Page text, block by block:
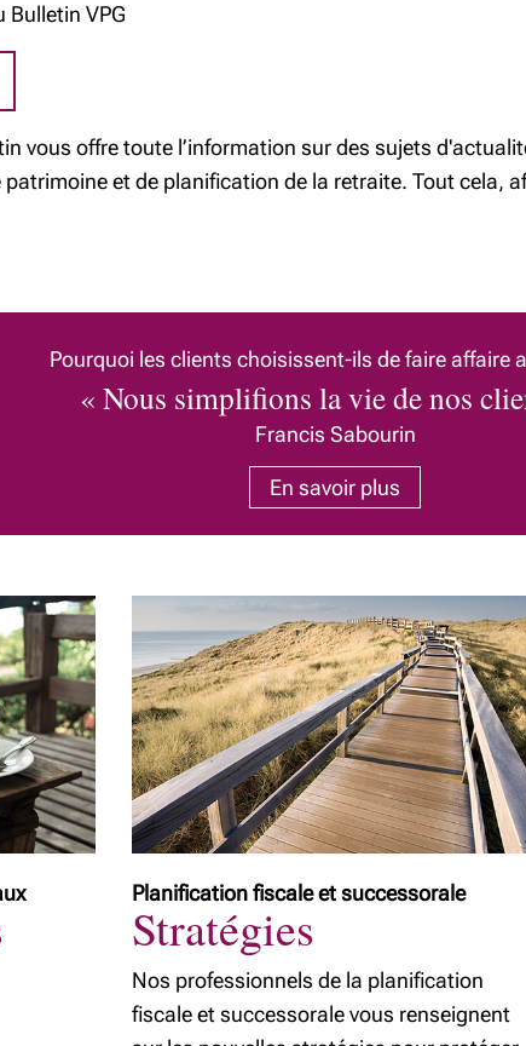
Bulletin VPG
vous offre toute l’information sur des sujets
et de planification de la retraite. Tout cela,
Pourquoi les clients choisissent-ils de faire affaire
« Nous simplifions la vie de nos
Francis Sabourin
En savoir plus
Planification fiscale et successorale
Stratégies
Nos professionnels de la planification
fiscale et successorale vous renseignent